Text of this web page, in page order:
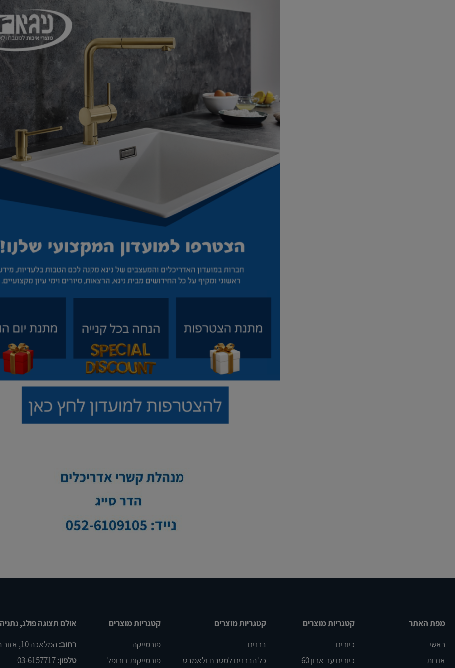
מפת האתר
ראשי
אודות
קטגריות מוצרים
כיורים
כיורים עד ארון 60
קטגריות מוצרים
ברזים
כל הברזים למטבח ולאמבט
קטגריות מוצרים
פורמייקה
פורמייקות דורופל
אולם תצוגה פולג, נתניה
רחוב: המלאכה 10, אזור התעשיה פולג, נתניה
טלפון:03-6157717